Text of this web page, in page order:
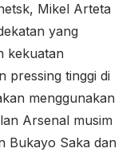
Mikel Arteta
yang
kekuatan
pressing tinggi di
menggunakan
Arsenal musim
Bukayo Saka dan